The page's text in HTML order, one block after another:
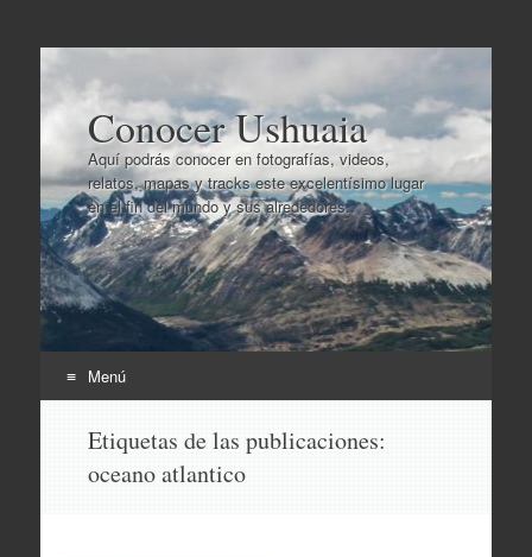
Conocer Ushuaia
Aquí podrás conocer en fotografías, videos,
relatos, mapas y tracks este excelentísimo lugar
en el fin del mundo y sus alrededores..
Menú
contenido
Etiquetas de las publicaciones:
oceano atlantico